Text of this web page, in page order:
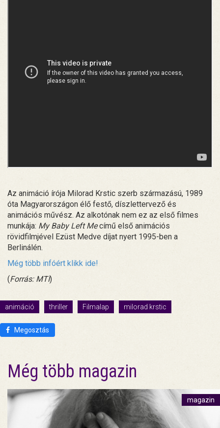
Az animáció írója Milorad Krstic szerb származású, 1989
óta Magyarországon élő festő, díszlettervező és
animációs művész. Az alkotónak nem ez az első filmes
munkája: My Baby Left Mecímű első animációs
rövidfilmjével Ezüst Medve díjat nyert 1995-ben a
Berlinálén.
Még több infóért klikk ide!
(Forrás: MTI)
animáció thriller Filmalap milorad krstic
Megosztás
Még több magazin
magazin